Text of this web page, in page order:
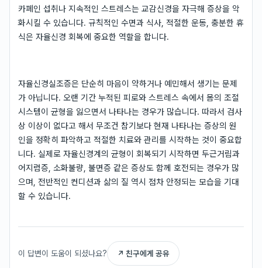
카페인 섭취나 지속적인 스트레스는 교감신경을 자극해 증상을 악
화시킬 수 있습니다. 규칙적인 수면과 식사, 적절한 운동, 충분한 휴
식은 자율신경 회복에 중요한 역할을 합니다.
자율신경실조증은 단순히 마음이 약하거나 예민해서 생기는 문제
가 아닙니다. 오랜 기간 누적된 피로와 스트레스 속에서 몸의 조절
시스템이 균형을 잃으면서 나타나는 경우가 많습니다. 따라서 검사
상 이상이 없다고 해서 무조건 참기보다 현재 나타나는 증상의 원
인을 정확히 파악하고 적절한 치료와 관리를 시작하는 것이 중요합
니다. 실제로 자율신경계의 균형이 회복되기 시작하면 두근거림과
어지럼증, 소화불량, 불면증 같은 증상도 함께 호전되는 경우가 많
으며, 전반적인 컨디션과 삶의 질 역시 점차 안정되는 모습을 기대
할 수 있습니다.
이 답변이 도움이 되셨나요? ↗ 친구에게 공유